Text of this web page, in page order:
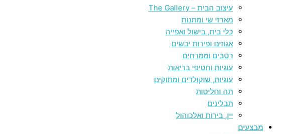
עיצוב הבית – The Gallery
מארזי שי ומתנות
כלי בית, בישול ואפייה
אגוזים ופירות יבשים
רטבים וממרחים
עוגיות וחטיפי בריאות
עוגיות, שוקולדים ומתוקים
תה וחליטות
תבלינים
יין, בירות ואלכוהול
מבצעים